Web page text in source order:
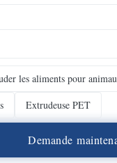
les aliments pour
Extrudeuse PET
Demande mainten